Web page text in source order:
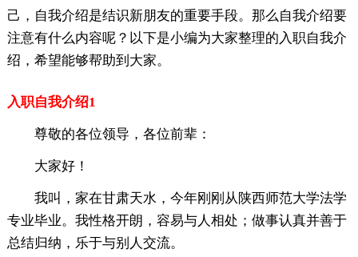
己，自我介绍是结识新朋友的重要手段。那么自我介绍要
注意有什么内容呢？以下是小编为大家整理的入职自我介
绍，希望能够帮助到大家。
入职自我介绍1
尊敬的各位领导，各位前辈：
大家好！
我叫，家在甘肃天水，今年刚刚从陕西师范大学法学
专业毕业。我性格开朗，容易与人相处；做事认真并善于
总结归纳，乐于与别人交流。